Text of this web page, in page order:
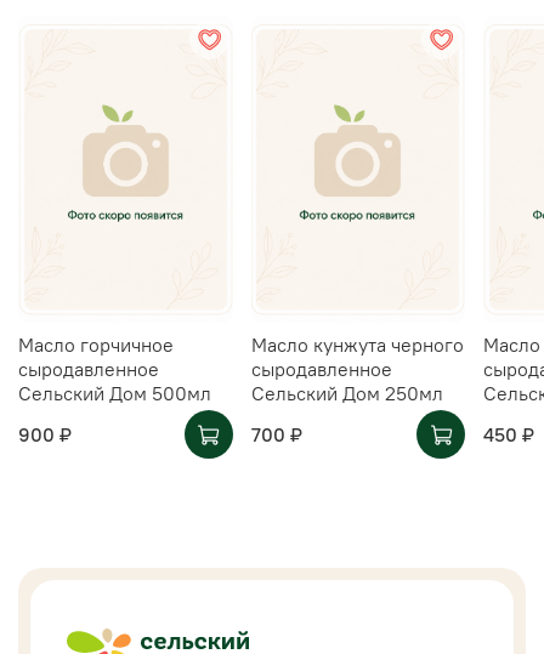
Масло горчичное
сыродавленное
Сельский Дом 500мл
900 ₽
Масло кунжута черного
сыродавленное
Сельский Дом 250мл
700 ₽
Масло
450 ₽